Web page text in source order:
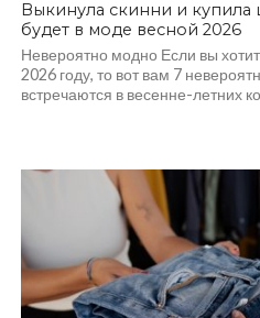
Выкинула скинни и
будет в моде весной 2026
Невероятно модно Если вы
2026 году, то вот вам 7
встречаются в весенне-летних